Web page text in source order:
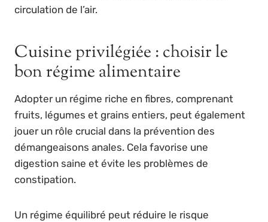
circulation de l’air.
Cuisine privilégiée : choisir le
bon régime alimentaire
Adopter un régime riche en fibres, comprenant
fruits, légumes et grains entiers, peut également
jouer un rôle crucial dans la prévention des
démangeaisons anales. Cela favorise une
digestion saine et évite les problèmes de
constipation.
Un régime équilibré peut réduire le risque